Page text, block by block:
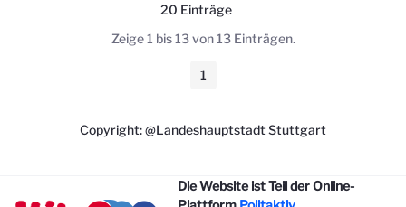
20 Einträge
Pro Seite
Zeige 1 bis 13 von 13 Einträgen.
Seite
1
Copyright: @Landeshauptstadt Stuttgart
Die Website ist Teil der Online-